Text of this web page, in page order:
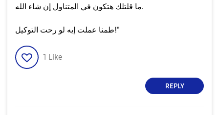
ما قلتلك هتكون في المتناول إن شاء الله.
​طمنا عملت إيه لو رحت التوكيل!"
1 Like
REPLY